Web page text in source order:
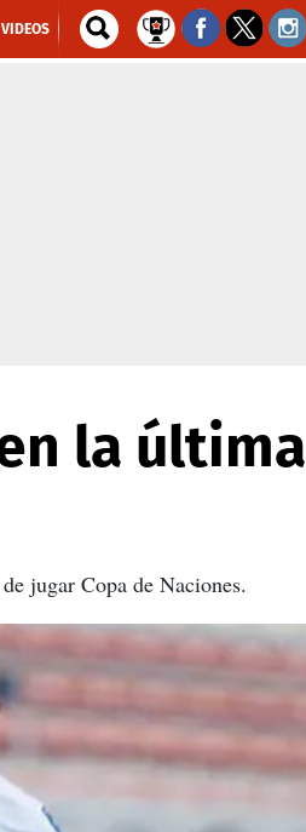
VIDEOS
la última
jugar Copa de Naciones.